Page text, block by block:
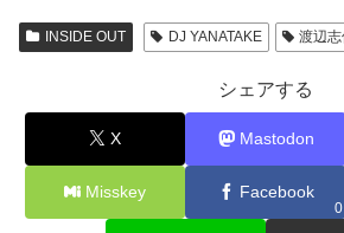
INSIDE OUT DJ YANATAKE 渡辺
シェアする
X Mastodon
Misskey Facebook
0